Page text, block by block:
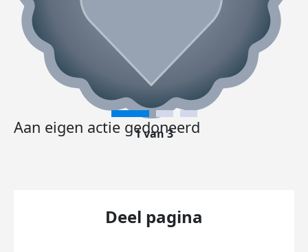
Aan eigen actie gedoneerd
1 van 3
Deel pagina